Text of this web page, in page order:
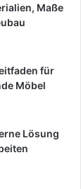
Maße
für
Möbel
Lösung